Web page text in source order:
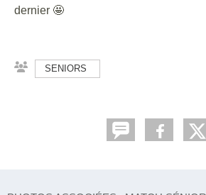
dernier 🤩
SENIORS